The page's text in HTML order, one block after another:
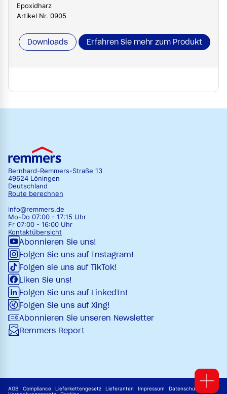
Epoxidharz
Artikel Nr. 0905
Downloads Erfahren Sie mehr zum Produkt
Bernhard-Remmers-Straße 13
49624 Löningen
Deutschland
Route berechnen
info@remmers.de
Mo-Do 07:00 - 17:15 Uhr
Fr 07:00 - 16:00 Uhr
Kontaktübersicht
Abonnieren Sie uns!
Folgen Sie uns auf Instagram!
Folgen sie uns auf TikTok!
Liken Sie uns!
Folgen Sie uns auf LinkedIn!
Folgen Sie uns auf Xing!
Abonnieren Sie unseren Newsletter
Remmers Report
AGB Compliance Lieferkettengesetz Lieferanten Impressum
Datenschutz